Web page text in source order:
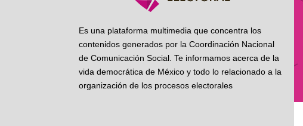
Es una plataforma multimedia que concentra los
contenidos generados por la Coordinación Nacional
de Comunicación Social. Te informamos acerca de la
vida democrática de México y todo lo relacionado a la
organización de los procesos electorales